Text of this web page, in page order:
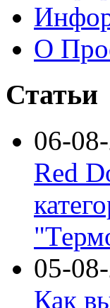
О
Статьи
06-
Red
05-
Как